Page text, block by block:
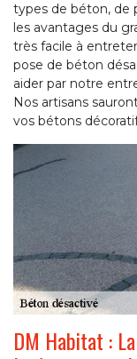
types de béton, de
les avantages du
très facile à
pose de béton
aider par notre
Nos artisans
vos bétons
DM Habitat :